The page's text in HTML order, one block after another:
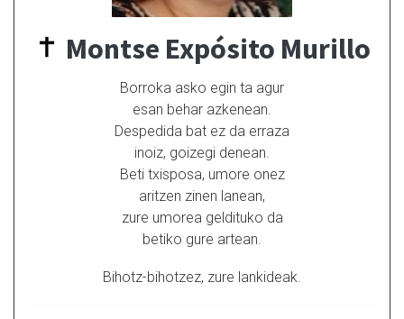
Montse Expósito Murillo
Borroka asko egin ta agur
esan behar azkenean.
Despedida bat ez da erraza
inoiz, goizegi denean.
Beti txisposa, umore onez
aritzen zinen lanean,
zure umorea geldituko da
betiko gure artean.
Bihotz-bihotzez, zure lankideak.